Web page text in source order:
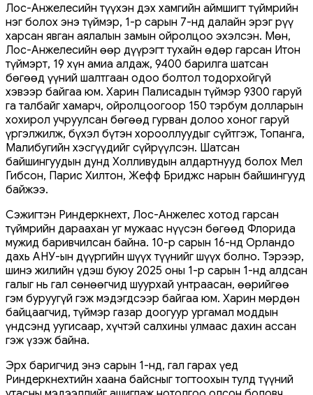
Лос-Анжелесийн түүхэн дэх хамгийн аймшигт түймрийн
нэг болох энэ түймэр, 1-р сарын 7-нд далайн эрэг рүү
харсан явган аялалын замын ойролцоо эхэлсэн. Мөн,
Лос-Анжелесийн өөр дүүрэгт тухайн өдөр гарсан Итон
түймэрт, 19 хүн амиа алдаж, 9400 барилга шатсан
бөгөөд үүний шалтгаан одоо болтол тодорхойгүй
хэвээр байгаа юм. Харин Палисадын түймэр 9300 гаруй
га талбайг хамарч, ойролцоогоор 150 тэрбум долларын
хохирол учруулсан бөгөөд гурван долоо хоног гаруй
үргэлжилж, бүхэл бүтэн хорооллуудыг сүйтгэж, Топанга,
Малибугийн хэсгүүдийг сүйрүүлсэн. Шатсан
байшингуудын дунд Холливудын алдартнууд болох Мел
Гибсон, Парис Хилтон, Жефф Бриджс нарын байшингууд
байжээ.
Сэжигтэн Риндеркнехт, Лос-Анжелес хотод гарсан
түймрийн дараахан уг мужаас нүүсэн бөгөөд Флорида
мужид баривчилсан байна. 10-р сарын 16-нд Орландо
дахь АНУ-ын дүүргийн шүүх түүнийг шүүх болно. Тэрээр,
шинэ жилийн үдэш буюу 2025 оны 1-р сарын 1-нд алдсан
галыг нь гал сөнөөгчид шуурхай унтраасан, өөрийгөө
гэм буруугүй гэж мэдэгдсээр байгаа юм. Харин мөрдөн
байцаагчид, түймэр газар доогуур ургамал моддын
үндсэнд уугисаар, хүчтэй салхины улмаас дахин ассан
гэж үзэж байна.
Эрх баригчид энэ сарын 1-нд, гал гарах үед
Риндеркнехтийн хаана байсныг тогтоохын тулд түүний